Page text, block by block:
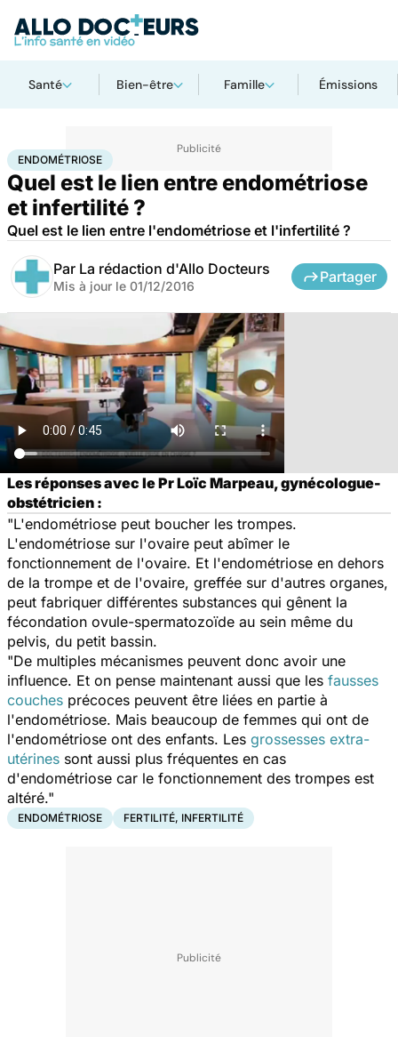
Santé Bien-être Famille Émissions
AccueilSantéEndométriose
ENDOMÉTRIOSE
Quel est le lien entre endométriose
et infertilité ?
Quel est le lien entre l'endométriose et l'infertilité ?
Par La rédaction d'Allo Docteurs
Mis à jour le 01/12/2016
Partager
Les réponses avec le Pr Loïc Marpeau, gynécologue-
obstétricien :
"L'endométriose peut boucher les trompes.
L'endométriose sur l'ovaire peut abîmer le
fonctionnement de l'ovaire. Et l'endométriose en dehors
de la trompe et de l'ovaire, greffée sur d'autres organes,
peut fabriquer différentes substances qui gênent la
fécondation ovule-spermatozoïde au sein même du
pelvis, du petit bassin.
"De multiples mécanismes peuvent donc avoir une
influence. Et on pense maintenant aussi que les fausses
couches précoces peuvent être liées en partie à
l'endométriose. Mais beaucoup de femmes qui ont de
l'endométriose ont des enfants. Les grossesses extra-
utérines sont aussi plus fréquentes en cas
d'endométriose car le fonctionnement des trompes est
altéré."
ENDOMÉTRIOSE FERTILITÉ, INFERTILITÉ